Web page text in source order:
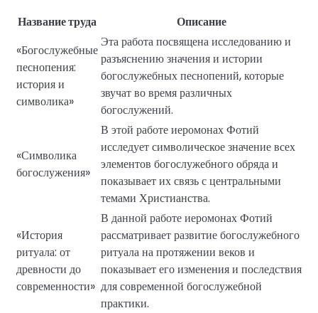
Название труда
Описание
«Богослужебные
песнопения:
история и
символика»
Эта работа посвящена исследованию и
разъяснению значения и истории
богослужебных песнопений, которые
звучат во время различных
богослужений.
«Символика
богослужения»
В этой работе иеромонах Фотий
исследует символическое значение всех
элементов богослужебного обряда и
показывает их связь с центральными
темами Христианства.
«История
ритуала: от
древности до
современности»
В данной работе иеромонах Фотий
рассматривает развитие богослужебного
ритуала на протяжении веков и
показывает его изменения и последствия
для современной богослужебной
практики.